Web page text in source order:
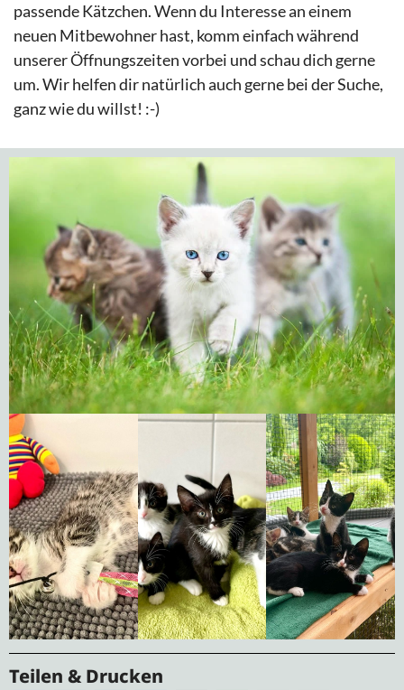
Teilen & Drucken
passende Kätzchen. Wenn du Interesse an einem
neuen Mitbewohner hast, komm einfach während
unserer Öffnungszeiten vorbei und schau dich gerne
um. Wir helfen dir natürlich auch gerne bei der Suche,
ganz wie du willst! :-)